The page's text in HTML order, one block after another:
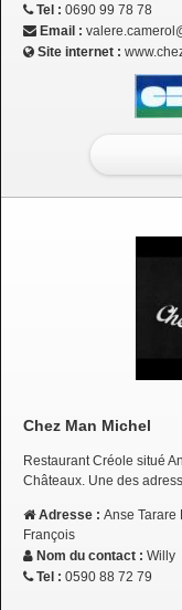
Tel : 0690 99 78 78
Email :
Site internet :
Chez Man Michel
Restaurant Créole situé
Châteaux. Une des
Adresse : Anse Tarare
François
Nom du contact : Willy
Tel : 0590 88 72 79